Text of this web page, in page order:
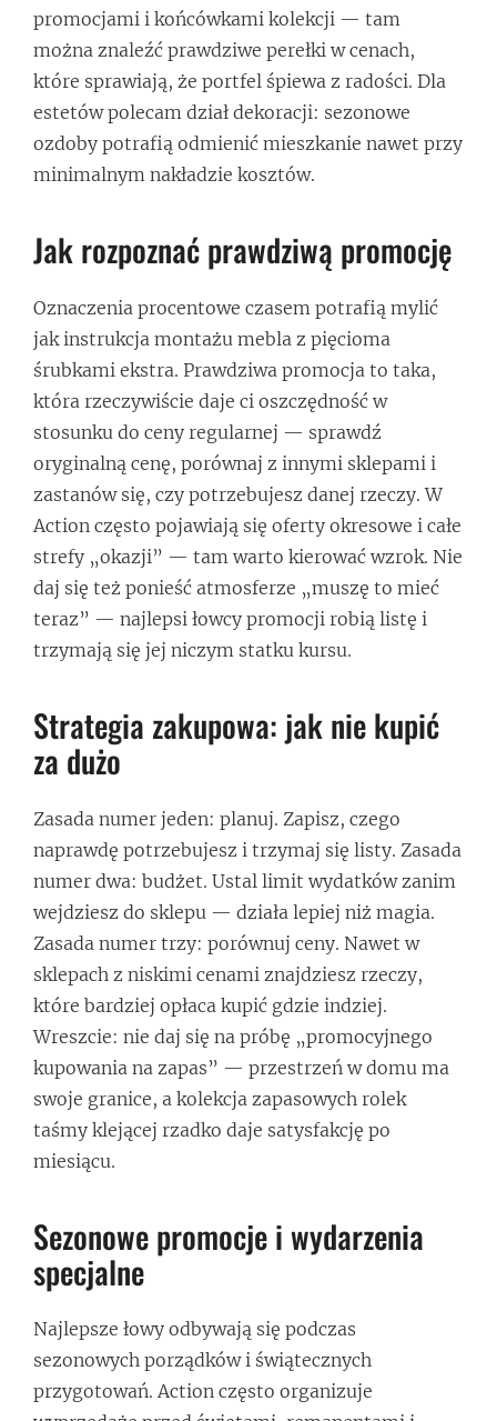
promocjami i końcówkami kolekcji — tam
można znaleźć prawdziwe perełki w cenach,
które sprawiają, że portfel śpiewa z radości. Dla
estetów polecam dział dekoracji: sezonowe
ozdoby potrafią odmienić mieszkanie nawet przy
minimalnym nakładzie kosztów.
Jak rozpoznać prawdziwą promocję
Oznaczenia procentowe czasem potrafią mylić
jak instrukcja montażu mebla z pięcioma
śrubkami ekstra. Prawdziwa promocja to taka,
która rzeczywiście daje ci oszczędność w
stosunku do ceny regularnej — sprawdź
oryginalną cenę, porównaj z innymi sklepami i
zastanów się, czy potrzebujesz danej rzeczy. W
Action często pojawiają się oferty okresowe i całe
strefy „okazji” — tam warto kierować wzrok. Nie
daj się też ponieść atmosferze „muszę to mieć
teraz” — najlepsi łowcy promocji robią listę i
trzymają się jej niczym statku kursu.
Strategia zakupowa: jak nie kupić
za dużo
Zasada numer jeden: planuj. Zapisz, czego
naprawdę potrzebujesz i trzymaj się listy. Zasada
numer dwa: budżet. Ustal limit wydatków zanim
wejdziesz do sklepu — działa lepiej niż magia.
Zasada numer trzy: porównuj ceny. Nawet w
sklepach z niskimi cenami znajdziesz rzeczy,
które bardziej opłaca kupić gdzie indziej.
Wreszcie: nie daj się na próbę „promocyjnego
kupowania na zapas” — przestrzeń w domu ma
swoje granice, a kolekcja zapasowych rolek
taśmy klejącej rzadko daje satysfakcję po
miesiącu.
Sezonowe promocje i wydarzenia
specjalne
Najlepsze łowy odbywają się podczas
sezonowych porządków i świątecznych
przygotowań. Action często organizuje